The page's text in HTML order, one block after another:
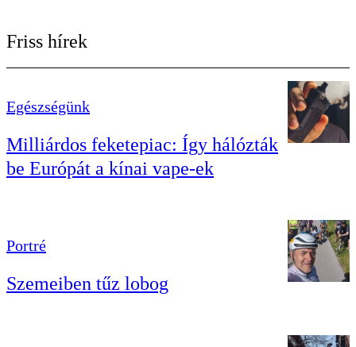
Friss hírek
Egészségünk
Milliárdos feketepiac: Így hálózták
be Európát a kínai vape-ek
Portré
Szemeiben tűz lobog